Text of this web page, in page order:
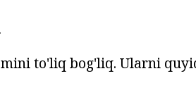
to'liq bog'liq. Ularni